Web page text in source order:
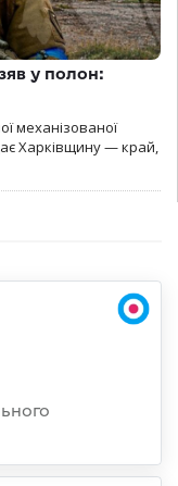
у полон:
механізованої
Харківщину — край,